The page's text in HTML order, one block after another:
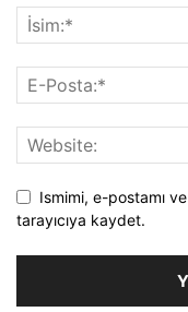
Ismimi, e-postamı
tarayıcıya kaydet.